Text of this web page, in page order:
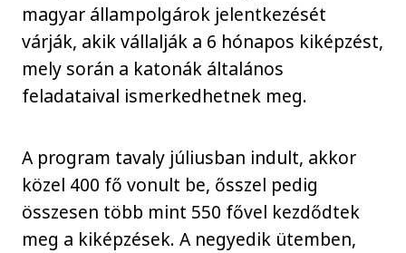
magyar állampolgárok jelentkezését
várják, akik vállalják a 6 hónapos kiképzést,
mely során a katonák általános
feladataival ismerkedhetnek meg.
A program tavaly júliusban indult, akkor
közel 400 fő vonult be, ősszel pedig
összesen több mint 550 fővel kezdődtek
meg a kiképzések. A negyedik ütemben,